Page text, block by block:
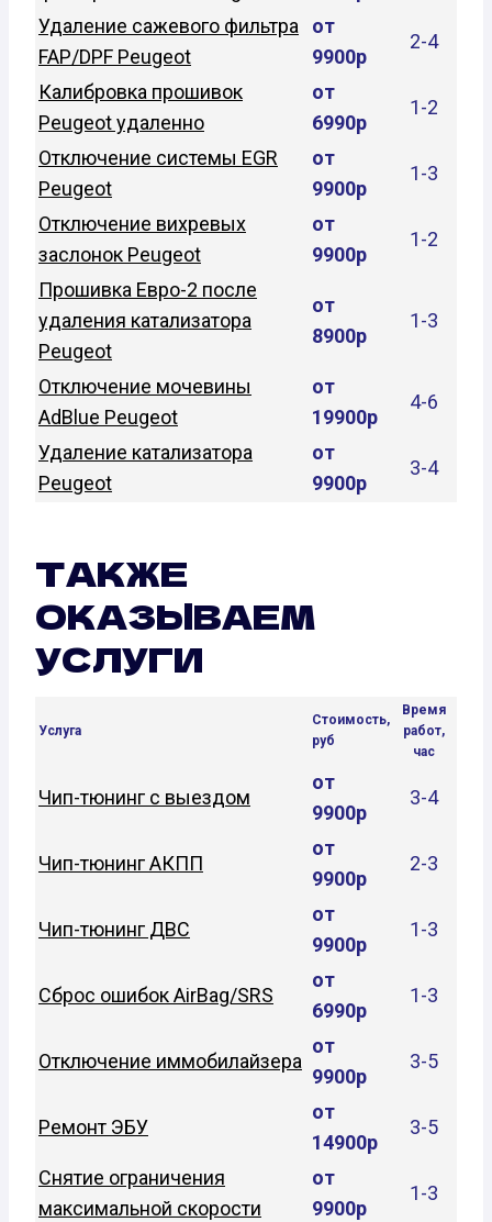
Удаление сажевого фильтра
FAP/DPF Peugeot
от
9900р
2-4
Калибровка прошивок
Peugeot удаленно
от
6990р
1-2
Отключение системы EGR
Peugeot
от
9900р
1-3
Отключение вихревых
заслонок Peugeot
от
9900р
1-2
Прошивка Евро-2 после
удаления катализатора
Peugeot
от
8900р
1-3
Отключение мочевины
AdBlue Peugeot
от
19900р
4-6
Удаление катализатора
Peugeot
от
9900р
3-4
ТАКЖЕ
ОКАЗЫВАЕМ
УСЛУГИ
Услуга
Стоимость,
руб
Время
работ,
час
Чип-тюнинг с выездом
от
9900р
3-4
Чип-тюнинг АКПП
от
9900р
2-3
Чип-тюнинг ДВС
от
9900р
1-3
Сброс ошибок AirBag/SRS
от
6990р
1-3
Отключение иммобилайзера
от
9900р
3-5
Ремонт ЭБУ
от
14900р
3-5
Снятие ограничения
максимальной скорости
от
9900р
1-3